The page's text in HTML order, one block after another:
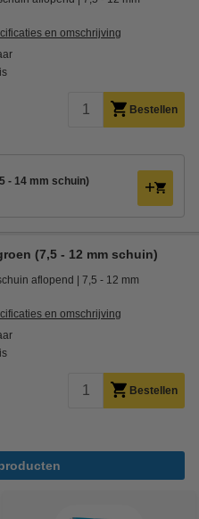
en omschrijving
Bestellen
- 14 mm schuin)
(7,5 - 12 mm schuin)
aflopend 7,5 - 12 mm
en omschrijving
Bestellen